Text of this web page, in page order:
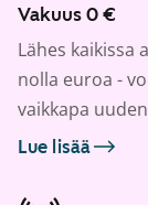
Vakuus 0 €
Lähes kaikissa
nolla euroa -
vaikkapa
Lue lisää